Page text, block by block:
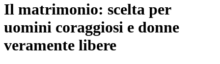
Il matrimonio: scelta per
uomini coraggiosi e donne
veramente libere